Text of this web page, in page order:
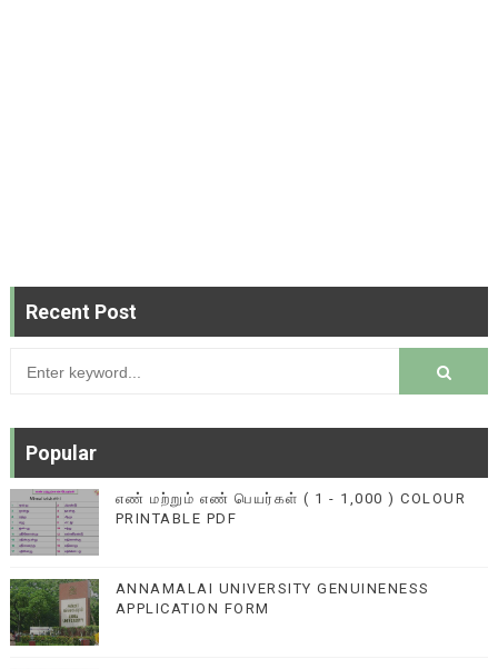
Recent Post
Popular
எண் மற்றும் எண் பெயர்கள் ( 1 - 1,000 ) COLOUR
PRINTABLE PDF
ANNAMALAI UNIVERSITY GENUINENESS
APPLICATION FORM